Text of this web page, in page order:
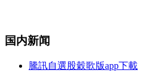
国内新闻
騰訊自選股穀歌版app下載